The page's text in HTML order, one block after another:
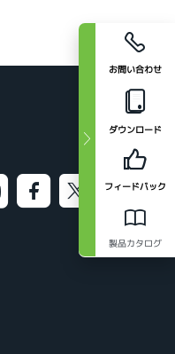
お問い合わせ
ダウンロード
フィードバック
製品カタログ